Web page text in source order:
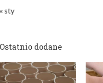
« sty
Ostatnio dodane